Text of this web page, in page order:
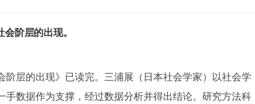
业发展等方面...
阶层的出现。
阶层的出现》已读完。三浦展（日本社会学家）以社会学
手数据作为支撑，经过数据分析并得出结论。研究方法科